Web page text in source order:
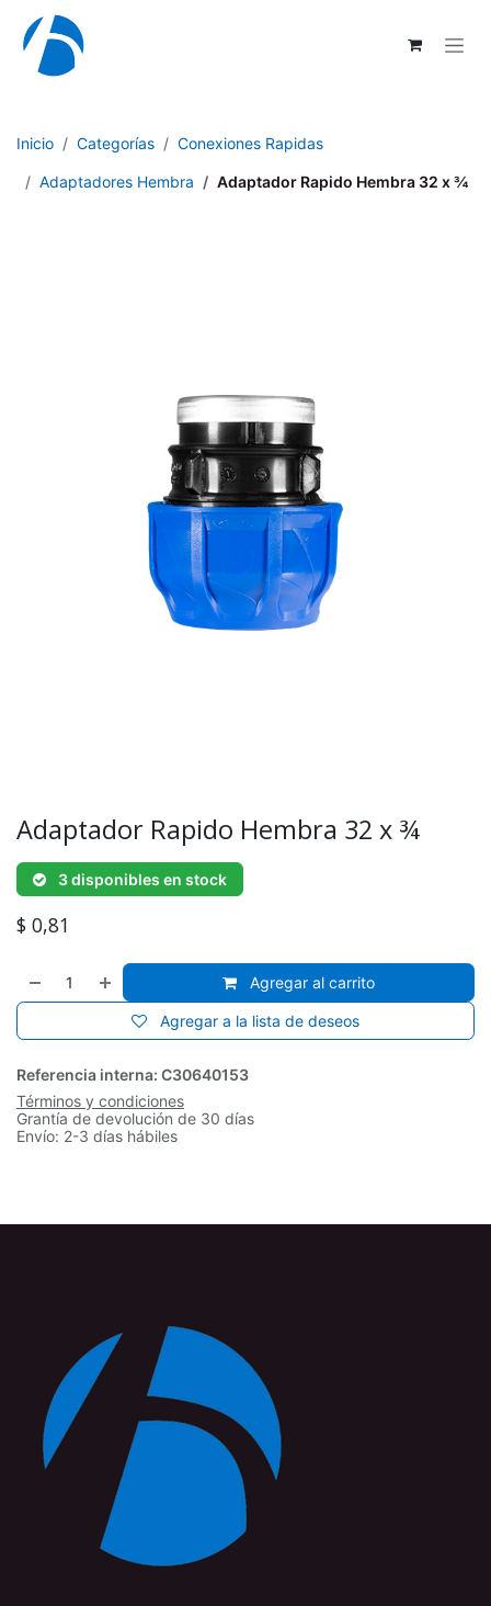
Ir al contenido
Inicio Categorías Conexiones Rapidas
Adaptadores Hembra Adaptador Rapido Hembra 32 x ¾
Adaptador Rapido Hembra 32 x ¾
3 disponibles en stock
$ 0,81
Agregar al carrito
Agregar a la lista de deseos
Referencia interna: C30640153
Términos y condiciones
Grantía de devolución de 30 días
Envío: 2-3 días hábiles